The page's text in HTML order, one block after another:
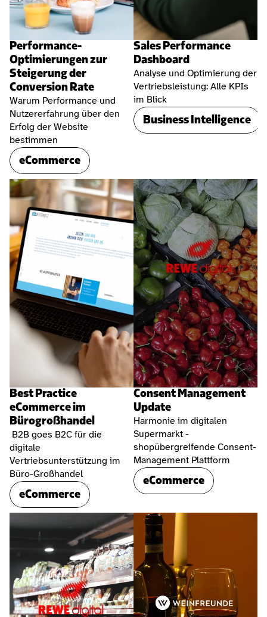
Performance-
Optimierungen zur
Steigerung der
Conversion Rate
Warum Performance und
Nutzererfahrung über den
Erfolg der Website
bestimmen
eCommerce
Sales Performance
Dashboard
Analyse und Optimierung der
Vertriebsleistung: Alle KPIs
im Blick
Business Intelligence
Best Practice
eCommerce im
Bürogroßhandel
digitale
Vertriebsunterstützung im
Büro-Großhandel
eCommerce
Consent Management
Update
Harmonie im digitalen
Supermarkt -
shopübergreifende Consent-
Management Plattform
eCommerce